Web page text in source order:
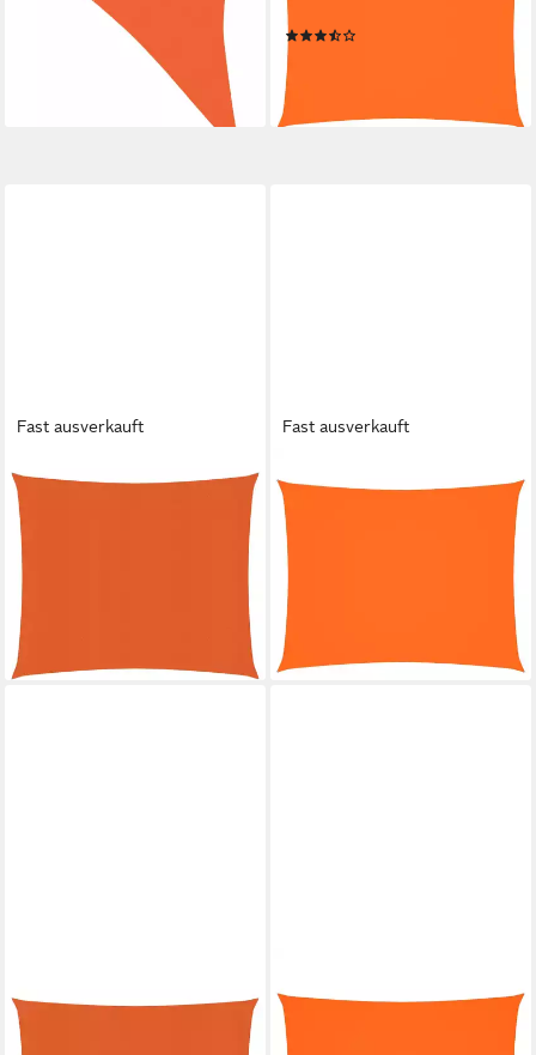
HDPE Beschattung Dreieck
lieferbar - in 5-6 Werktagen bei dir
2x3,5 m Orange, (1-tlg)
25,99 €
(3,71 €/ 1 qm)
lieferbar - in 5-6 Werktagen bei dir
Fast ausverkauft
VIDAXL
Sonnensegel 160 g m²
Orange 2,5x3 m HDPE
Beschattung Rechtec
64,45 €
(8.593,33 €/ 1 qm)
lieferbar - in 6-7 Werktagen bei dir
Fast ausverkauft
Oxford-Gewebe Rechteckig
3x4 m Orange, (1-tlg)
(3,67 €/ 1 qm)
lieferbar - in 5-6 Werktagen bei dir
Sonnensegel 35 x 45 m
Sonnensegel 160 g m²
Sonnensegel Sonnensegel
Oxford-Gewebe Rechteckig